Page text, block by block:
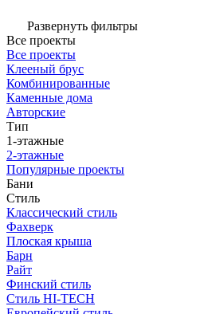
Развернуть фильтры
Все проекты
Все проекты
Клееный брус
Комбинированные
Каменные дома
Авторские
Тип
1-этажные
2-этажные
Популярные проекты
Бани
Стиль
Классический стиль
Фахверк
Плоская крыша
Барн
Райт
Финский стиль
Стиль HI-TECH